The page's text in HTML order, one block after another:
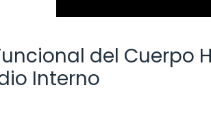
del Cuerpo
Interno